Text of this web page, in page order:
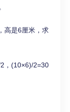
高是6厘米，求
，(10×6)/2=30